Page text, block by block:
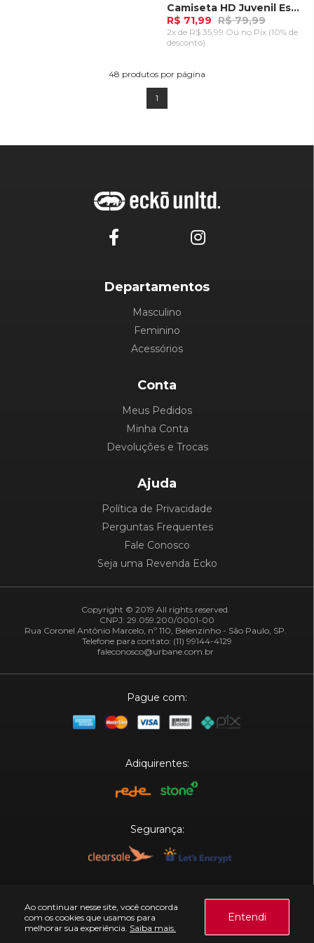
Ao continuar nesse site, você concorda
com os cookies que usamos para
melhorar sua experiência. Saiba mais.
Entendi
Camiseta HD Juvenil Especial Estampada Island Azul Marinho
R$ 71,99 R$ 79,99
2x de R$ 35,99 Ou no Pix (10% de
desconto)
48 produtos por página
1
Departamentos
Masculino
Feminino
Acessórios
Conta
Meus Pedidos
Minha Conta
Devoluções e Trocas
Ajuda
Política de Privacidade
Perguntas Frequentes
Fale Conosco
Seja uma Revenda Ecko
Copyright © 2019 All rights reserved.
CNPJ: 29.059.200/0001-00
Rua Coronel Antônio Marcelo, nº 110, Belenzinho - São Paulo, SP.
Telefone para contato: (11) 99144-4129
faleconosco@urbane.com.br
Pague com:
Adiquirentes:
Segurança: